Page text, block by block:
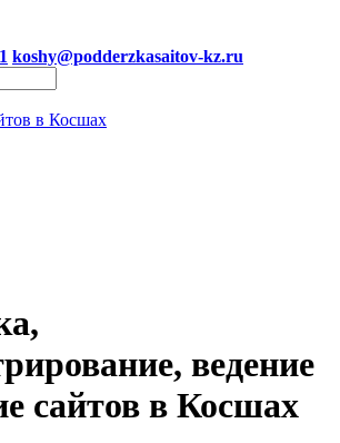
koshy@podderzkasaitov-kz.ru
ведение
сайтов в Косшах